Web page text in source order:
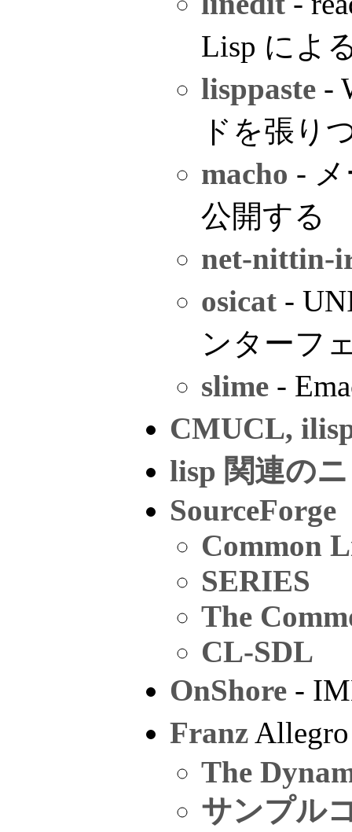
Lisp によ
lisppaste -
ドを張り
macho -
公開する
net-nittin-
osicat -
ンターフ
slime -
CMUCL,
lisp 関連の
SourceForge
Common
SERIES
The
CL-SDL
OnShore -
Franz
The
サンプル